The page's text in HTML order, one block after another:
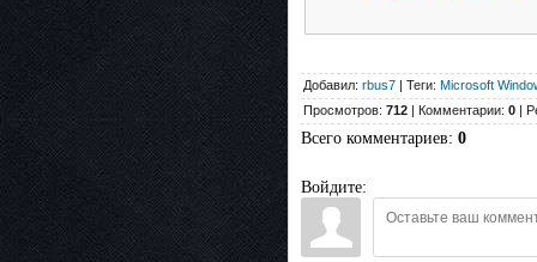
Добавил: rbus7 | Теги: Microsoft
Просмотров: 712 | Комментарии: 0 |
Всего комментариев: 0
Войдите: